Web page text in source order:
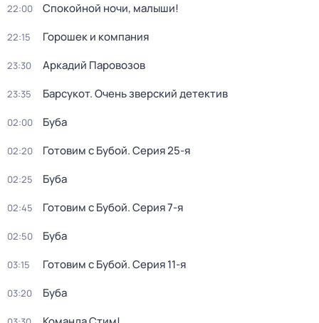
22:00 Спокойной ночи, малыши!
22:15 Горошек и компания
23:30 Аркадий Паровозов
23:35 Барсукот. Очень зверский детектив
02:00 Буба
02:20 Готовим с Бубой. Серия 25-я
02:25 Буба
02:45 Готовим с Бубой. Серия 7-я
02:50 Буба
03:15 Готовим с Бубой. Серия 11-я
03:20 Буба